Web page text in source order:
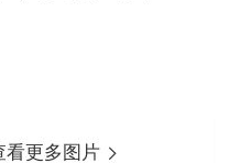
看更多图片